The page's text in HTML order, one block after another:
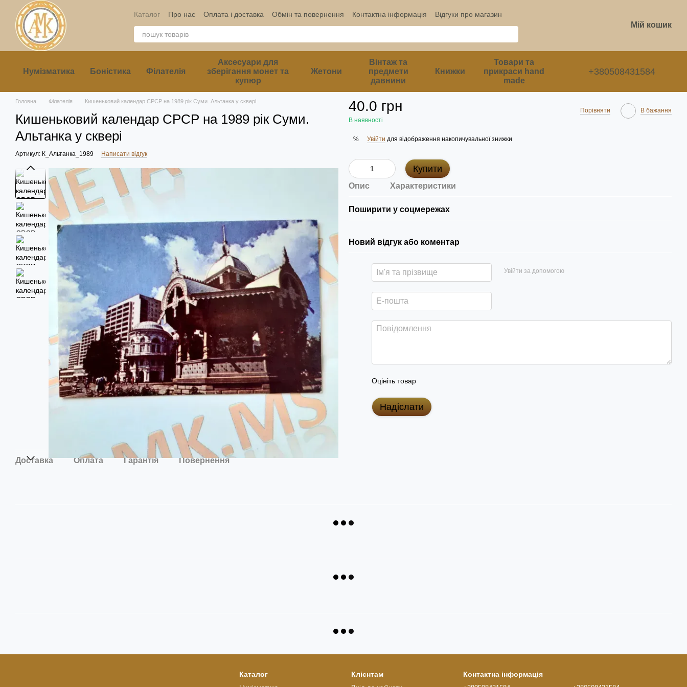
Перейти до основного контенту
Каталог Про нас Оплата і доставка Обмін та повернення Контактна інформація Відгуки про магазин
Мій кошик
Нумізматика Боністика Філателія
Аксесуари для
зберігання монет та
купюр
Жетони
Вінтаж та
предмети
давнини
Книжки
Товари та
прикраси hand
made
+380508431584
Головна Філателія Кишеньковий календар СРСР на 1989 рік Суми. Альтанка у сквері
Кишеньковий календар СРСР на 1989 рік Суми.
Альтанка у сквері
Артикул: К_Альтанка_1989 Написати відгук
Доставка Оплата Гарантія Повернення
40.0 грн
В наявності
Порівняти В бажання
% Увійти для відображення накопичувальної знижки
Купити
Опис Характеристики
Поширити у соцмережах
Новий відгук або коментар
Увійти за допомогою
Оцініть товар
Надіслати
Каталог Клієнтам Контактна інформація